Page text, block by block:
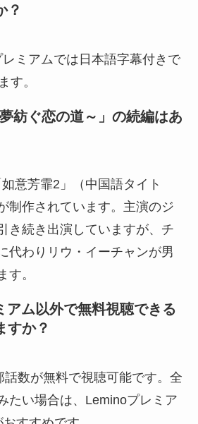
？
ミアムでは日本語字幕付きで
す。
紡ぐ恋の道～」の続編はあ
意芳霏2」（中国語タイト
制作されています。主演のジ
き続き出演していますが、チ
代わりリウ・イーチャンが男
す。
ム以外で無料視聴できる
すか？
話数が無料で視聴可能です。全
たい場合は、Leminoプレミア